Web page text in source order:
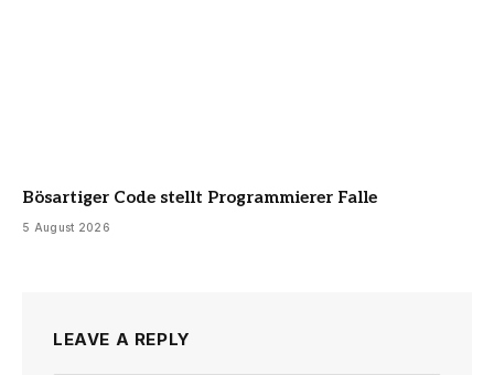
Bösartiger Code stellt Programmierer Falle
5 August 2026
LEAVE A REPLY